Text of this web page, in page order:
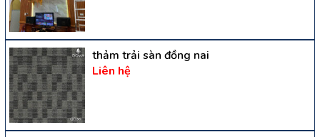
thảm trải sàn đồng nai
Liên hệ